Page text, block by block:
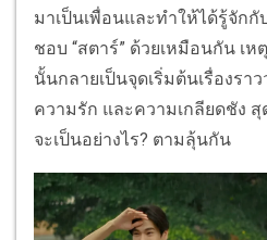
มาเป็นเพื่อนและทำให้ได้รู้จักกับ
ชอบ “สตาร์” ด้วยเหมือนกัน เ
นั้นกลายเป็นจุดเริ่มต้นเรื่องรา
ความรัก และความเกลียดชัง สุ
จะเป็นอย่างไร? ตามลุ้นกัน